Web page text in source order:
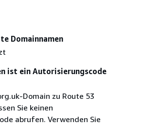
Domainnamen
ist ein Autorisierungscode
Domain zu Route 53
Sie keinen
abrufen. Verwenden Sie